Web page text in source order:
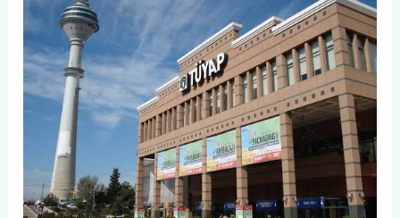
Ziyaretinizde
Konaklama
Rehberi